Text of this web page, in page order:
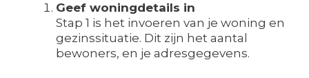
Geef woningdetails in
Stap 1 is het invoeren van je woning en
gezinssituatie. Dit zijn het aantal
bewoners, en je adresgegevens.